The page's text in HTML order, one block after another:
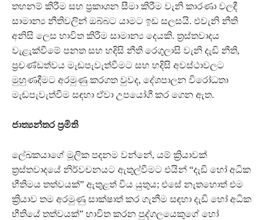
තහනම් කිරීම සහ ප්‍රකාශන සීමා කිරීම වැනි කාරණා වලදී
සාමාන්‍ය නීතිවලින් ඔබ්බට යාමට ඉඩ සලසයි. එවැනි නීති
අනිසි ලෙස භාවිත කිරීම සාමාන්‍ය දෙයකි. ත්‍රස්තවාදය
වැළැක්වීමේ පනත සහ හදිසි නීති රෙගුලාසි වැනි දැඩි නීති,
ප්‍රචණ්ඩත්වය මැඬපැවැත්වීමට සහ හදිසි අවස්ථාවලට
මුහුණදීමට අරමුණු කරගත වුවද, දේශපාලන විරෝධතා
මැඬපැවැත්වීම සඳහා ඒවා උපයෝගී කර ගෙන ඇත.
ජාත්‍යන්තර ප්‍රමිති
ලේඛකයාගේ මූලික පදනම වන්නේ, යම් ක්‍රියාවක්
ත්‍රස්තවාදයේ නිර්වචනයට ඇතුල්වීමට එයින් “දැඩි හෝ අධික
භීතිමය තත්වයක්” ඇතුළත් විය යුතුය; එසේ නැතහොත් එම
ක්‍රියාව තම අරමුණු සාක්ෂාත් කර ගැනීම සඳහා දැඩි හෝ අධික
භීතියේ තත්වයක්” භාවිත කරන පුද්ගලයෙකුගේ හෝ